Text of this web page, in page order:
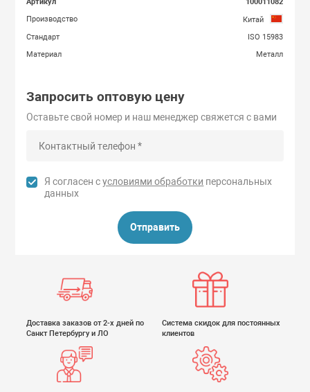
Производство
Китай
Стандарт
ISO 15983
Материал
Металл
Запросить оптовую цену
Оставьте свой номер и наш менеджер свяжется с вами
Я согласен сусловиями обработки персональных
данных
Отправить
Доставка заказов от 2-х дней по
Санкт Петербургу и ЛО
Система скидок для постоянных
клиентов